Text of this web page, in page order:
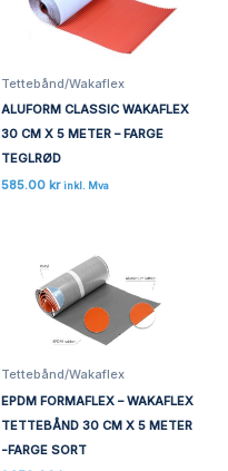
Tettebånd/Wakaflex
ALUFORM CLASSIC WAKAFLEX
30 CM X 5 METER – FARGE
TEGLRØD
585.00 kr inkl. Mva
Tettebånd/Wakaflex
EPDM FORMAFLEX – WAKAFLEX
TETTEBÅND 30 CM X 5 METER
-FARGE SORT